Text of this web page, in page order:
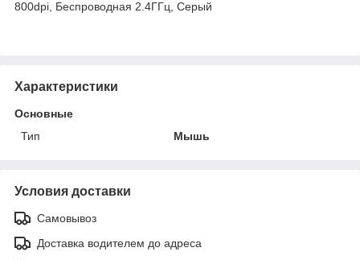
800dpi, Беcпроводная 2.4ГГц, Серый
Характеристики
Основные
Тип
Мышь
Условия доставки
Самовывоз
Доставка водителем до адреса